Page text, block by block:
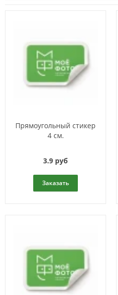
Прямоугольный стикер
4 см.
3.9 руб
Заказать